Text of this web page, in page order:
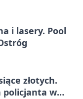
i lasery. Pool
złotych.
policjanta w